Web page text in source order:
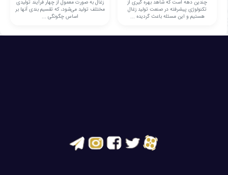
چندین دهه است که شاهد بهره گیری از
تکنولوژی پیشرفته در صنعت تولید زغال
هستیم و این مسئله باعث گردیده ...
زغال به صورت معمول از چهار فرآیند تولیدی
مختلف تولید می‌شود، که تقسیم بندی آنها بر
اساس چگونگی ...